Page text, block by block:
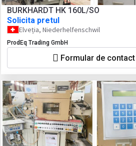
BURKHARDT HK 160L/SO
Solicita pretul
Elveția, Niederhelfenschwil
ProdEq Trading GmbH
Formular de contact